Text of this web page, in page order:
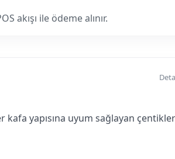
akışı ile ödeme alınır.
yapısına uyum sağlayan